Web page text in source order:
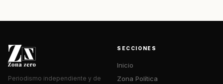
Periodismo independiente y de
SECCIONES
Inicio
Zona Política